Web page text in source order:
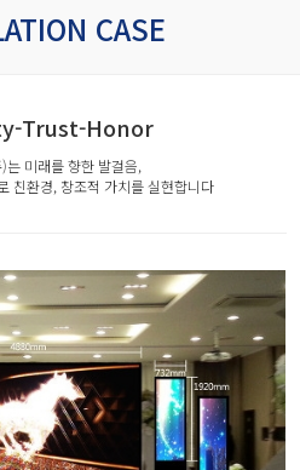
CASE
Trust-Honor
는 미래를 향한 발걸음,
친환경, 창조적 가치를 실현합니다